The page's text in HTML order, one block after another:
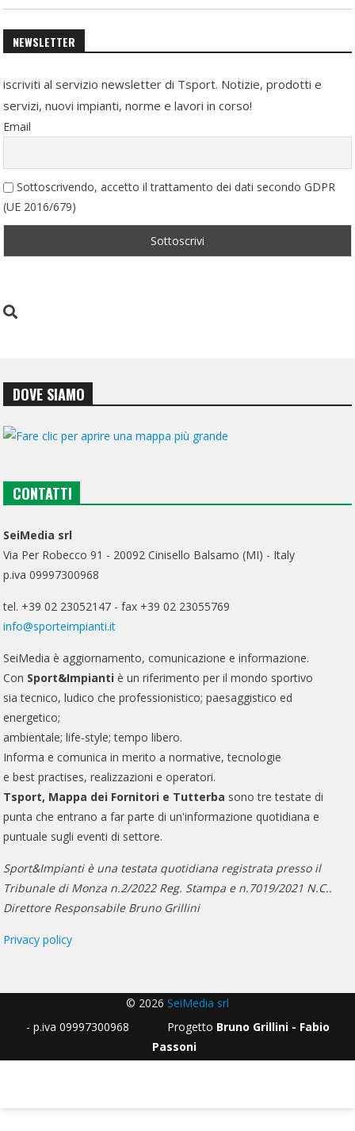
NEWSLETTER
iscriviti al servizio newsletter di Tsport. Notizie, prodotti e
servizi, nuovi impianti, norme e lavori in corso!
Email
Sottoscrivendo, accetto il trattamento dei dati secondo GDPR
(UE 2016/679)
DOVE SIAMO
CONTATTI
SeiMedia srl
Via Per Robecco 91 - 20092 Cinisello Balsamo (MI) - Italy
p.iva 09997300968
tel. +39 02 23052147 - fax +39 02 23055769
info@sporteimpianti.it
SeiMedia è aggiornamento, comunicazione e informazione.
Con Sport&Impianti è un riferimento per il mondo sportivo
sia tecnico, ludico che professionistico; paesaggistico ed
energetico;
ambientale; life-style; tempo libero.
Informa e comunica in merito a normative, tecnologie
e best practises, realizzazioni e operatori.
Tsport, Mappa dei Fornitori e Tutterba sono tre testate di
punta che entrano a far parte di un'informazione quotidiana e
puntuale sugli eventi di settore.
Sport&Impianti è una testata quotidiana registrata presso il
Tribunale di Monza n.2/2022 Reg. Stampa e n.7019/2021 N.C..
Direttore Responsabile Bruno Grillini
Privacy policy
© 2026 SeiMedia srl
- p.iva 09997300968 Progetto Bruno Grillini - Fabio
Passoni